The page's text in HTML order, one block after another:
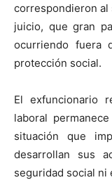
correspondieron al
juicio, que gran
ocurriendo fuera
protección social.
El exfuncionario
laboral
situación que
desarrollan sus
seguridad social ni